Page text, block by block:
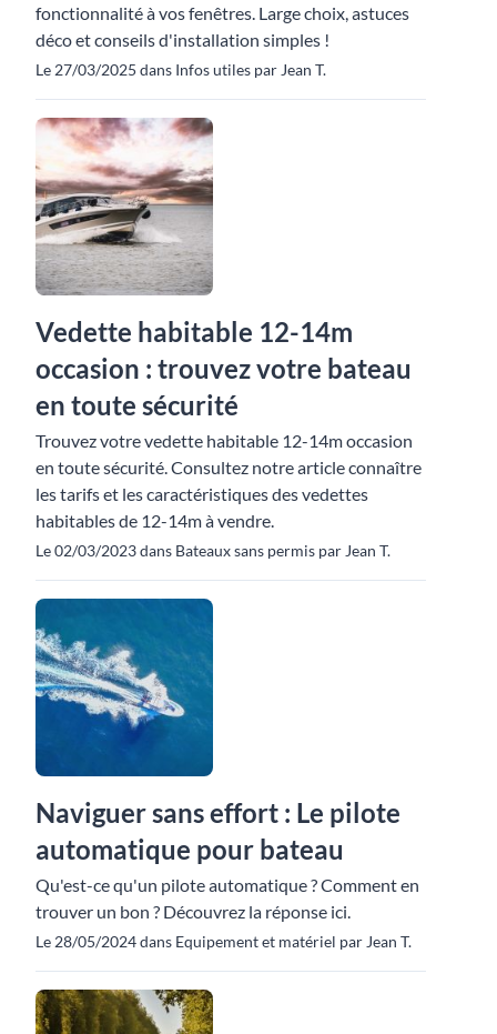
fonctionnalité à vos fenêtres. Large choix, astuces
déco et conseils d'installation simples !
Le 27/03/2025 dans Infos utiles par Jean T.
Vedette habitable 12-14m
occasion : trouvez votre bateau
en toute sécurité
Trouvez votre vedette habitable 12-14m occasion
en toute sécurité. Consultez notre article connaître
les tarifs et les caractéristiques des vedettes
habitables de 12-14m à vendre.
Le 02/03/2023 dans Bateaux sans permis par Jean T.
Naviguer sans effort : Le pilote
automatique pour bateau
Qu'est-ce qu'un pilote automatique ? Comment en
trouver un bon ? Découvrez la réponse ici.
Le 28/05/2024 dans Equipement et matériel par Jean T.